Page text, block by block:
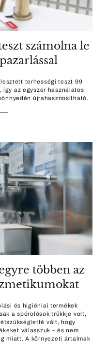
számolna le
terhességi teszt 99
az egyszer használatos
újrahasznosítható.
többen az
és higiéniai termékek
a spórolósok trükkje volt,
vált, hogy
válasszuk – és nem
miatt. A környezeti ártalmak